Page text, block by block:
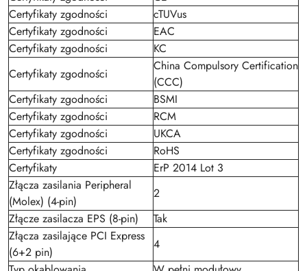
Certyfikaty zgodności
cTUVus
Certyfikaty zgodności
EAC
Certyfikaty zgodności
KC
Certyfikaty zgodności
China Compulsory Certification
(CCC)
Certyfikaty zgodności
BSMI
Certyfikaty zgodności
RCM
Certyfikaty zgodności
UKCA
Certyfikaty zgodności
RoHS
Certyfikaty
ErP 2014 Lot 3
Złącza zasilania Peripheral
(Molex) (4-pin)
2
Złącze zasilacza EPS (8-pin)
Tak
Złącza zasilające PCI Express
(6+2 pin)
4